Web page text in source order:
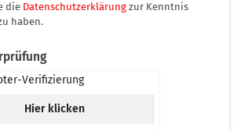
die Datenschutzerklärung zur Kenntnis
haben.
Verifizierung
Hier klicken